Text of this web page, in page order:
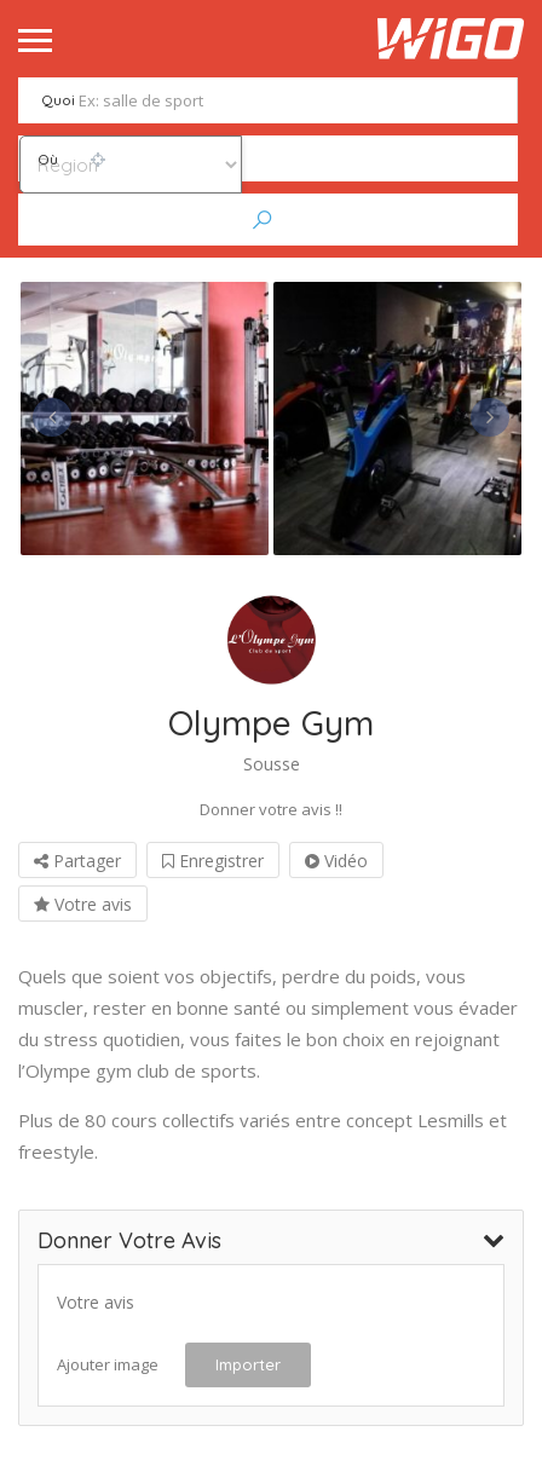
Quoi
Où
Olympe Gym
Sousse
Donner votre avis !!
Partager Enregistrer
Vidéo
Votre avis
Quels que soient vos objectifs, perdre du poids, vous
muscler, rester en bonne santé ou simplement vous évader
du stress quotidien, vous faites le bon choix en rejoignant
l’Olympe gym club de sports.
Plus de 80 cours collectifs variés entre concept Lesmills et
freestyle.
Donner Votre Avis
Votre avis
Ajouter image Importer